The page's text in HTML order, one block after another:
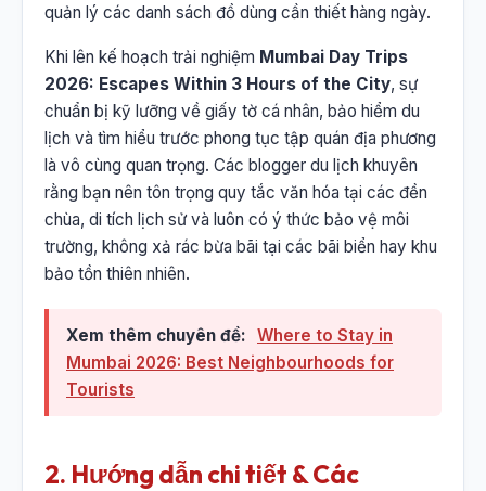
quản lý các danh sách đồ dùng cần thiết hàng ngày.
Khi lên kế hoạch trải nghiệm Mumbai Day Trips
2026: Escapes Within 3 Hours of the City, sự
chuẩn bị kỹ lưỡng về giấy tờ cá nhân, bảo hiểm du
lịch và tìm hiểu trước phong tục tập quán địa phương
là vô cùng quan trọng. Các blogger du lịch khuyên
rằng bạn nên tôn trọng quy tắc văn hóa tại các đền
chùa, di tích lịch sử và luôn có ý thức bảo vệ môi
trường, không xả rác bừa bãi tại các bãi biển hay khu
bảo tồn thiên nhiên.
Xem thêm chuyên đề: Where to Stay in
Mumbai 2026: Best Neighbourhoods for
Tourists
2. Hướng dẫn chi tiết & Các